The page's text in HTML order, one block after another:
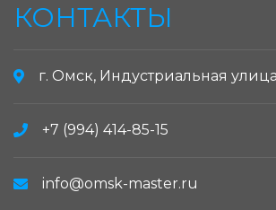
КОНТАКТЫ
г. Омск, Индустриальная улица,
+7 (994) 414-85-15
info@omsk-master.ru